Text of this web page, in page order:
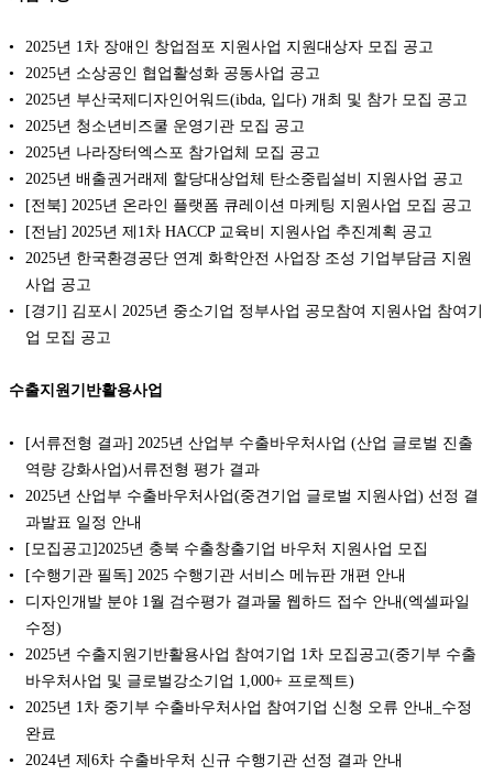
2025년 1차 장애인 창업점포 지원사업 지원대상자 모집 공고
2025년 소상공인 협업활성화 공동사업 공고
2025년 부산국제디자인어워드(ibda, 입다) 개최 및 참가 모집 공고
2025년 청소년비즈쿨 운영기관 모집 공고
2025년 나라장터엑스포 참가업체 모집 공고
2025년 배출권거래제 할당대상업체 탄소중립설비 지원사업 공고
[전북] 2025년 온라인 플랫폼 큐레이션 마케팅 지원사업 모집 공고
[전남] 2025년 제1차 HACCP 교육비 지원사업 추진계획 공고
2025년 한국환경공단 연계 화학안전 사업장 조성 기업부담금 지원
사업 공고
[경기] 김포시 2025년 중소기업 정부사업 공모참여 지원사업 참여기
업 모집 공고
수출지원기반활용사업
[서류전형 결과] 2025년 산업부 수출바우처사업 (산업 글로벌 진출
역량 강화사업)서류전형 평가 결과
2025년 산업부 수출바우처사업(중견기업 글로벌 지원사업) 선정 결
과발표 일정 안내
[모집공고]2025년 충북 수출창출기업 바우처 지원사업 모집
[수행기관 필독] 2025 수행기관 서비스 메뉴판 개편 안내
디자인개발 분야 1월 검수평가 결과물 웹하드 접수 안내(엑셀파일
수정)
2025년 수출지원기반활용사업 참여기업 1차 모집공고(중기부 수출
바우처사업 및 글로벌강소기업 1,000+ 프로젝트)
2025년 1차 중기부 수출바우처사업 참여기업 신청 오류 안내_수정
완료
2024년 제6차 수출바우처 신규 수행기관 선정 결과 안내